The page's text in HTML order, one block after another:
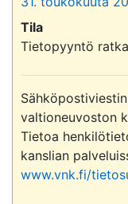
Tila
Tietopyyntö
valtioneuvoston
Tietoa
www.vnk.fi/